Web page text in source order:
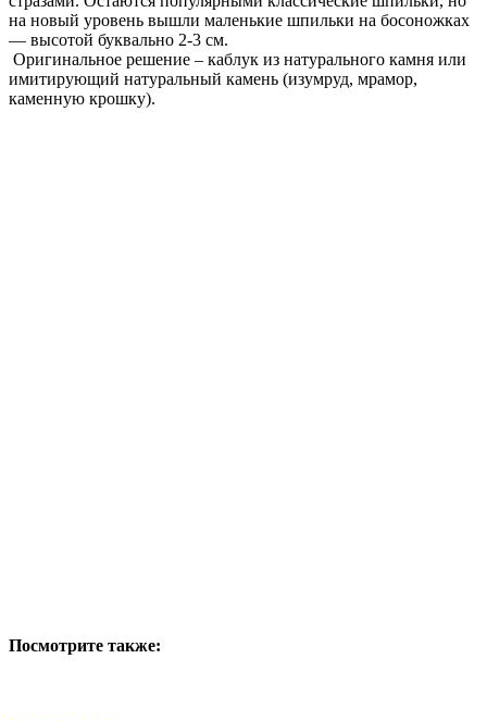
на новый уровень вышли маленькие шпильки на босоножках
— высотой буквально 2-3 см.
Оригинальное решение – каблук из натурального камня или
имитирующий натуральный камень (изумруд, мрамор,
каменную крошку).
Посмотрите также: